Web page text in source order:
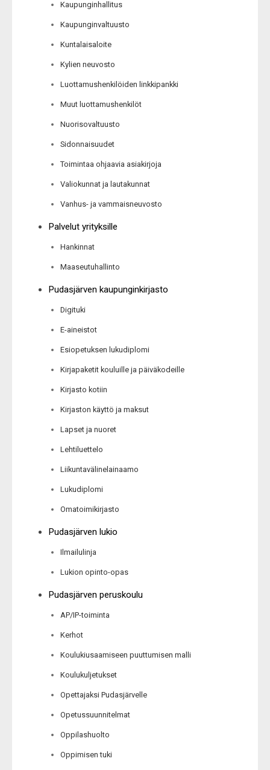
Kaupunginhallitus
Kaupunginvaltuusto
Kuntalaisaloite
Kylien neuvosto
Luottamushenkilöiden linkkipankki
Muut luottamushenkilöt
Nuorisovaltuusto
Sidonnaisuudet
Toimintaa ohjaavia asiakirjoja
Valiokunnat ja lautakunnat
Vanhus- ja vammaisneuvosto
Palvelut yrityksille
Hankinnat
Maaseutuhallinto
Pudasjärven kaupunginkirjasto
Digituki
E-aineistot
Esiopetuksen lukudiplomi
Kirjapaketit kouluille ja päiväkodeille
Kirjasto kotiin
Kirjaston käyttö ja maksut
Lapset ja nuoret
Lehtiluettelo
Liikuntavälinelainaamo
Lukudiplomi
Omatoimikirjasto
Pudasjärven lukio
Ilmailulinja
Lukion opinto-opas
Pudasjärven peruskoulu
AP/IP-toiminta
Kerhot
Koulukiusaamiseen puuttumisen malli
Koulukuljetukset
Opettajaksi Pudasjärvelle
Opetussuunnitelmat
Oppilashuolto
Oppimisen tuki